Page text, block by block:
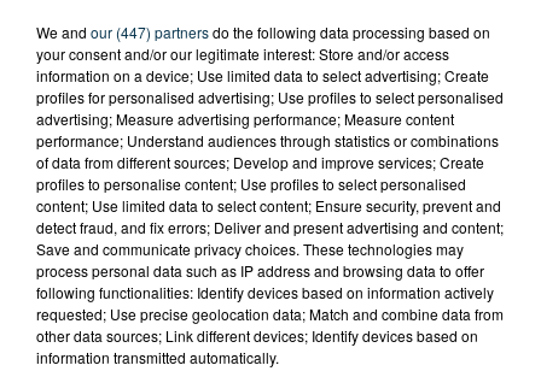
TITRES DIFFUSÉS
We and our (447) partnersdo the following data processing based on
your consent and/or our legitimate interest: Store and/or access
information on a device; Use limited data to select advertising; Create
profiles for personalised advertising; Use profiles to select personalised
advertising; Measure advertising performance; Measure content
performance; Understand audiences through statistics or combinations
of data from different sources; Develop and improve services; Create
profiles to personalise content; Use profiles to select personalised
content; Use limited data to select content; Ensure security, prevent and
detect fraud, and fix errors; Deliver and present advertising and content;
Save and communicate privacy choices. These technologies may
process personal data such as IP address and browsing data to offer
following functionalities: Identify devices based on information actively
requested; Use precise geolocation data; Match and combine data from
other data sources; Link different devices; Identify devices based on
information transmitted automatically.